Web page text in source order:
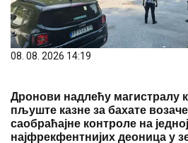
08. 08. 2026 14:19
Дронови надлећу магистралу
пљуште казне за бахате
саобраћајне контроле на
најфрекфентнијих деоница у